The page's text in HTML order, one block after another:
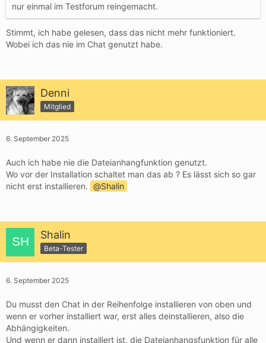
nur einmal im Testforum reingemacht.
Stimmt, ich habe gelesen, dass das nicht mehr funktioniert.
Wobei ich das nie im Chat genutzt habe.
Denni
Mitglied
6. September 2025
Auch ich habe nie die Dateianhangfunktion genutzt.
Wo vor der Installation schaltet man das ab ? Es lässt sich so gar
nicht erst installieren.
Shalin
Shalin
Beta-Tester
6. September 2025
Du musst den Chat in der Reihenfolge installieren von oben und
wenn er vorher installiert war, erst alles deinstallieren, also die
Abhängigkeiten.
Und wenn er dann installiert ist, die Dateianhangsfunktion für alle